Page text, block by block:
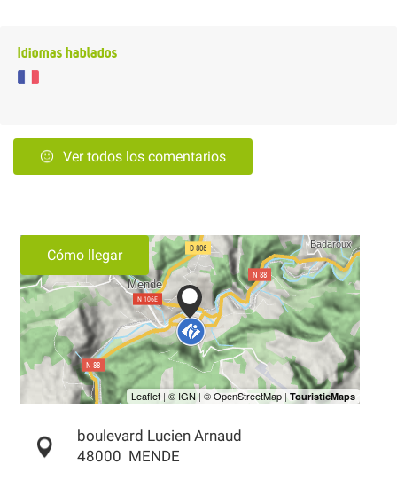
Idiomas hablados
Ver todos los comentarios
Cómo llegar
boulevard Lucien Arnaud
48000 MENDE